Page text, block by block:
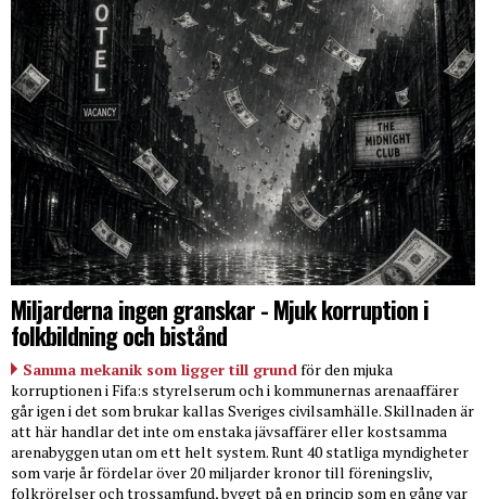
Miljarderna ingen granskar - Mjuk korruption i
folkbildning och bistånd
Samma mekanik som ligger till grundför den mjuka
korruptionen i Fifa:s styrelserum och i kommunernas arenaaffärer
går igen i det som brukar kallas Sveriges civilsamhälle. Skillnaden är
att här handlar det inte om enstaka jävsaffärer eller kostsamma
arenabyggen utan om ett helt system. Runt 40 statliga myndigheter
som varje år fördelar över 20 miljarder kronor till föreningsliv,
folkrörelser och trossamfund, byggt på en princip som en gång var